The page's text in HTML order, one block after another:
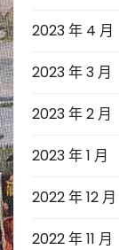
2023 年 4 月
2023 年 3 月
2023 年 2 月
2023 年 1 月
2022 年 12 月
2022 年 11 月